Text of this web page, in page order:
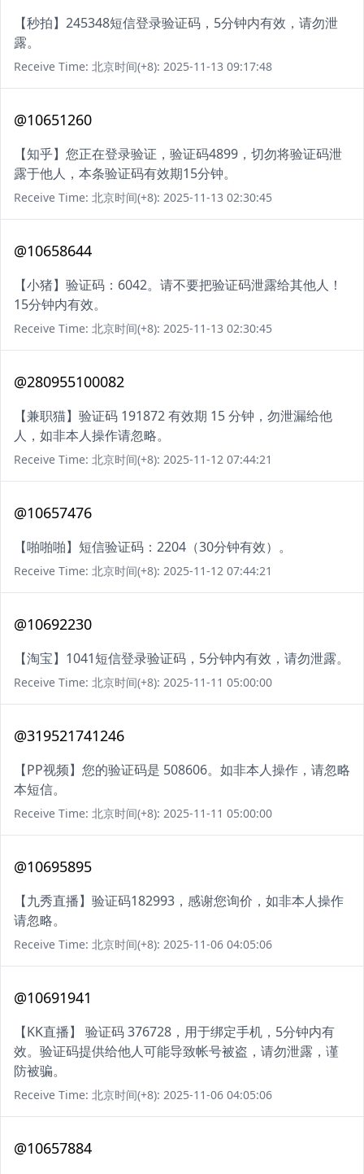
【秒拍】245348短信登录验证码，5分钟内有效，请勿泄
露。
Receive Time: 北京时间(+8): 2025-11-13 09:17:48
@10651260
【知乎】您正在登录验证，验证码4899，切勿将验证码泄
露于他人，本条验证码有效期15分钟。
Receive Time: 北京时间(+8): 2025-11-13 02:30:45
@10658644
【小猪】验证码：6042。请不要把验证码泄露给其他人！
15分钟内有效。
Receive Time: 北京时间(+8): 2025-11-13 02:30:45
@280955100082
【兼职猫】验证码 191872 有效期 15 分钟，勿泄漏给他
人，如非本人操作请忽略。
Receive Time: 北京时间(+8): 2025-11-12 07:44:21
@10657476
【啪啪啪】短信验证码：2204（30分钟有效）。
Receive Time: 北京时间(+8): 2025-11-12 07:44:21
@10692230
【淘宝】1041短信登录验证码，5分钟内有效，请勿泄露。
Receive Time: 北京时间(+8): 2025-11-11 05:00:00
@319521741246
【PP视频】您的验证码是 508606。如非本人操作，请忽略
本短信。
Receive Time: 北京时间(+8): 2025-11-11 05:00:00
@10695895
【九秀直播】验证码182993，感谢您询价，如非本人操作
请忽略。
Receive Time: 北京时间(+8): 2025-11-06 04:05:06
@10691941
【KK直播】 验证码 376728，用于绑定手机，5分钟内有
效。验证码提供给他人可能导致帐号被盗，请勿泄露，谨
防被骗。
Receive Time: 北京时间(+8): 2025-11-06 04:05:06
@10657884